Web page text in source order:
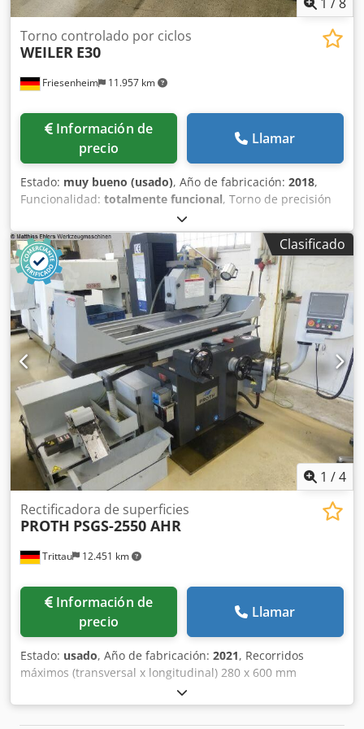
1 /8
Friesenheim 11.957 km
Torno controlado por ciclos
WEILER E30
Información de
precio
Llamar
Estado: muy bueno (usado), Año de fabricación: 2018,
Funcionalidad: totalmente funcional, Torno de precisión
Weiler E30 Fabricante: Weiler Tipo: E30 Año de fabricación:
2018 Dcjdpjy Uzgbsfx Aicsk Estado: usado, conectado, listo
para demostración Horas de trabajo: 8.500 h Alcance de
entrega: - Documentación - Patas de máquina - Sistema de
refrigeración - Lámpara de máquina - Plato de tres garras -
Torreta portaherramientas de 8 posiciones
Clasificado
1 /4
Trittau 12.451 km
Rectificadora de superficies
PROTH PSGS-2550 AHR
Información de
precio
Llamar
Estado: usado, Año de fabricación: 2021, Recorridos
máximos (transversal x longitudinal) 280 x 600 mm
Distancia husillo / mesa 500 mm Superficie de rectificado
de la mesa 250 x 500 mm Dimensiones de la muela 355 x
25 x 127 mm Velocidad de la muela 1.500 / 1.800 rpm